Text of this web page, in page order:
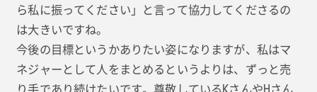
ら私に振ってください」と言って協力してくださるの
は大きいですね。
今後の目標というかありたい姿になりますが、私はマ
ネジャーとして人をまとめるというよりは、ずっと売
り手であり続けたいです。尊敬しているKさんやHさん